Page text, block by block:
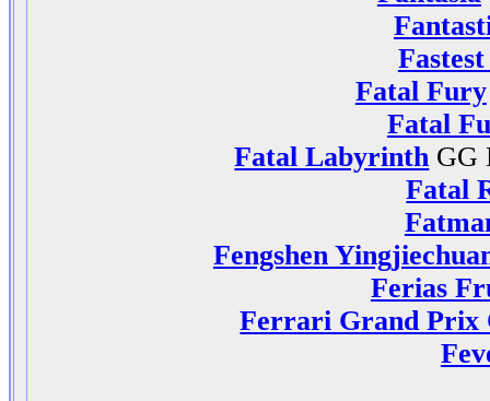
Fatal Fury
Fatal
Fatal Labyrinth GG
Fatal
Fengshen
Ferias
Ferrari Grand Prix